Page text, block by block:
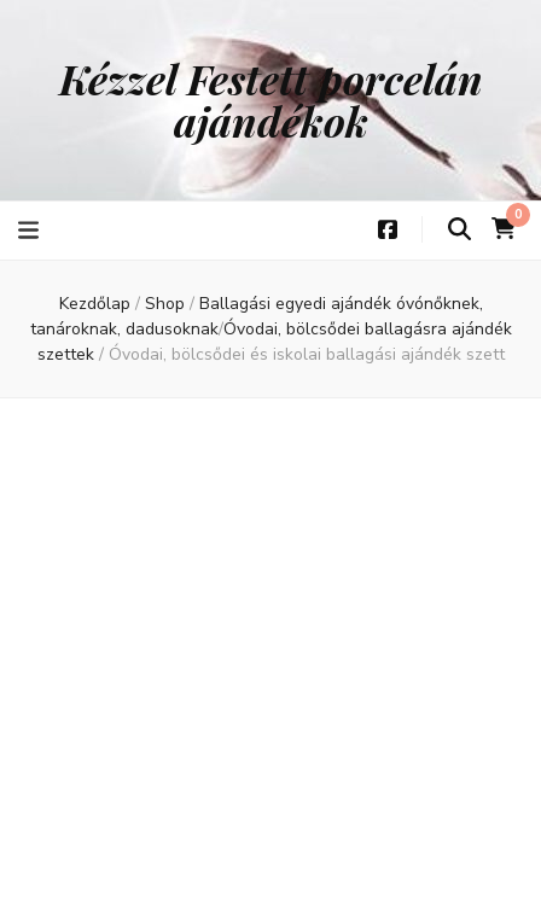
Kézzel Festett porcelán
ajándékok
0
Kezdőlap / Shop / Ballagási egyedi ajándék óvónőknek,
tanároknak, dadusoknak/Óvodai, bölcsődei ballagásra ajándék
szettek / Óvodai, bölcsődei és iskolai ballagási ajándék szett